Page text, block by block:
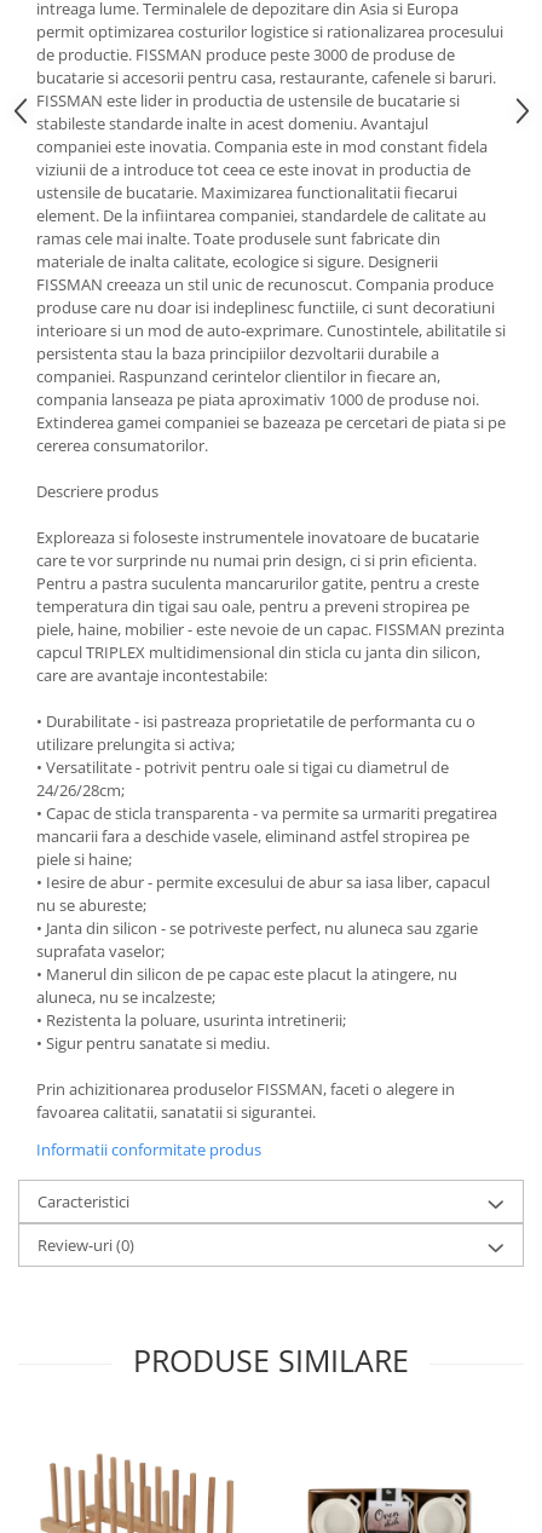
Oale si cratite
Tavi copt
Tigai
Vesela si tacamuri
Boluri
Farfurii
Scurgatoare vase
Seturi de tacamuri
Suporturi pentru tacamuri
Cani
Cesti
Pahare
Scrumiere
Seturi vesela
Suporturi pahare, cesti, cani
Untiere
Ustensile cofetarie si patiserie
Ramekin
Tavi si forme prajituri
Aparate prajituri
Forme briose
Lumanari tort
Ornare, insiropare si decorare
prajituri
Portionatoare si feliatoare
Posuri si duiuri
Raclete patiserie
Suporturi prajituri
Tavi detasabile
Tavi si forme fursecuri
Ustensile antiaderente
intreaga lume. Terminalele de depozitare din Asia si Europa
permit optimizarea costurilor logistice si rationalizarea procesului
de productie. FISSMAN produce peste 3000 de produse de
bucatarie si accesorii pentru casa, restaurante, cafenele si baruri.
FISSMAN este lider in productia de ustensile de bucatarie si
stabileste standarde inalte in acest domeniu. Avantajul
companiei este inovatia. Compania este in mod constant fidela
viziunii de a introduce tot ceea ce este inovat in productia de
ustensile de bucatarie. Maximizarea functionalitatii fiecarui
element. De la infiintarea companiei, standardele de calitate au
ramas cele mai inalte. Toate produsele sunt fabricate din
materiale de inalta calitate, ecologice si sigure. Designerii
FISSMAN creeaza un stil unic de recunoscut. Compania produce
produse care nu doar isi indeplinesc functiile, ci sunt decoratiuni
interioare si un mod de auto-exprimare. Cunostintele, abilitatile si
persistenta stau la baza principiilor dezvoltarii durabile a
companiei. Raspunzand cerintelor clientilor in fiecare an,
compania lanseaza pe piata aproximativ 1000 de produse noi.
Extinderea gamei companiei se bazeaza pe cercetari de piata si pe
cererea consumatorilor.
Descriere produs
Exploreaza si foloseste instrumentele inovatoare de bucatarie
care te vor surprinde nu numai prin design, ci si prin eficienta.
Pentru a pastra suculenta mancarurilor gatite, pentru a creste
temperatura din tigai sau oale, pentru a preveni stropirea pe
piele, haine, mobilier - este nevoie de un capac. FISSMAN prezinta
capcul TRIPLEX multidimensional din sticla cu janta din silicon,
care are avantaje incontestabile:
• Durabilitate - isi pastreaza proprietatile de performanta cu o
utilizare prelungita si activa;
• Versatilitate - potrivit pentru oale si tigai cu diametrul de
24/26/28cm;
• Capac de sticla transparenta - va permite sa urmariti pregatirea
mancarii fara a deschide vasele, eliminand astfel stropirea pe
piele si haine;
• Iesire de abur - permite excesului de abur sa iasa liber, capacul
nu se abureste;
• Janta din silicon - se potriveste perfect, nu aluneca sau zgarie
suprafata vaselor;
• Manerul din silicon de pe capac este placut la atingere, nu
aluneca, nu se incalzeste;
• Rezistenta la poluare, usurinta intretinerii;
• Sigur pentru sanatate si mediu.
Prin achizitionarea produselor FISSMAN, faceti o alegere in
favoarea calitatii, sanatatii si sigurantei.
Informatii conformitate produs
Caracteristici
Review-uri(0)
PRODUSE SIMILARE